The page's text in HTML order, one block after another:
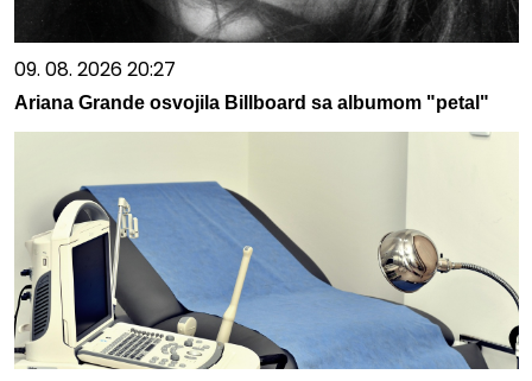
09. 08. 2026 20:27
Ariana Grande osvojila Billboard sa albumom "petal"